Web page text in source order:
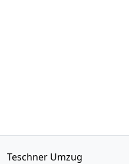
Teschner Umzug